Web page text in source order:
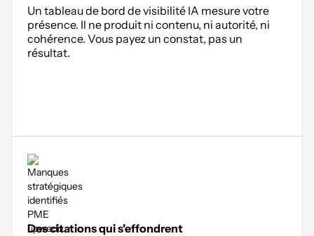
Un tableau de bord de visibilité IA mesure votre
présence. Il ne produit ni contenu, ni autorité, ni
cohérence. Vous payez un constat, pas un
résultat.
Des citations qui s'effondrent